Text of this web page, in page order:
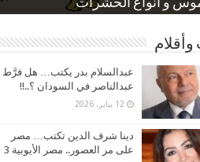
و أنواع الحشرات
بعد ارتفاع الأسعار
نسبة الطلاق في مصر
كاركاتيرية
كاركاتيرية
وأقلام
عبدالسلام بدر يكتب… هل فرَّط
عبدالناصر في السودان ؟..!!
12 يناير، 2026
دينا شرف الدين تكتب… مصر
على مر العصور.. مصر الأيوبية 3